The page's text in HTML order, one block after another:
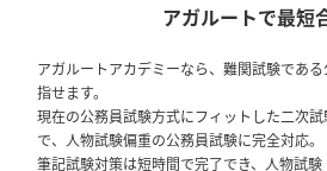
公務員試験
［法律区分・教養区分併願］対策カリキュラ
総合職［教養区分］対策カリキュラム（大卒/1
型】地方公務員・国家一般職・専門職カリキ
卒/1年コース）／【教養型】国家一般職・地方
ル・ライト）（大卒/1年コース）
アガルートで最短
アガルートアカデミーなら、難関試験であ
指せます。
現在の公務員試験方式にフィットした二次
で、人物試験偏重の公務員試験に完全対応。
筆記試験対策は短時間で完了でき、人物試